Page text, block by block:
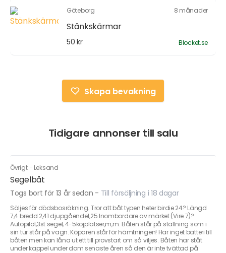
Göteborg 8 månader
Stänkskärmar
50 kr Blocket.se
Skapa bevakning
Tidigare annonser till salu
Övrigt · Leksand
Segelbåt
Togs bort för 13 år sedan - Till försäljning i 18 dagar
Säljes för dödsbosräkning. Tror att båt typen heter birdie 24? Längd
7,4 bredd 2,41 djupgående1,25 Inombordare av märket (Vire 7)?
Autopilot,3st segel, 4-5kojplatser,m,m. Båten står på ställning som i
sin tur står på vagn. Köparen står för hämtningen! Har inget batteri till
båten men kan låna ut ett till provstart om så viljes. Båten har ståt
under kappel under dom senaste åren så den är inte tvättad på